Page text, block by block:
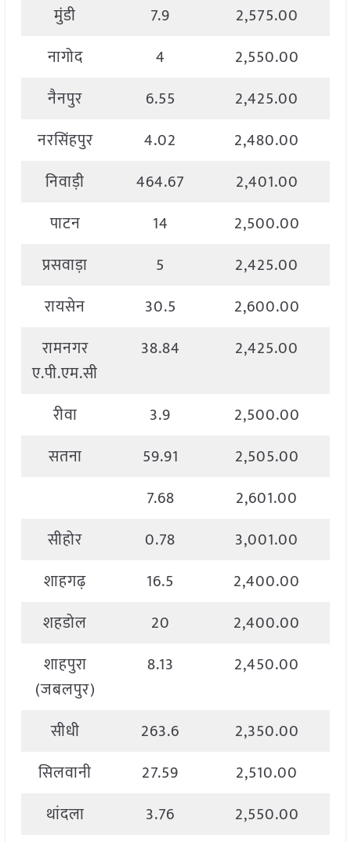
मुंडी
7.9
2,575.00
नागोद
4
2,550.00
नैनपुर
6.55
2,425.00
नरसिंहपुर
4.02
2,480.00
निवाड़ी
464.67
2,401.00
पाटन
14
2,500.00
प्रसवाड़ा
5
2,425.00
रायसेन
30.5
2,600.00
रामनगर
ए.पी.एम.सी
38.84 2,425.00
रीवा 3.9
2,500.00
सतना
59.91
2,505.00
7.68
2,601.00
सीहोर
0.78
3,001.00
शाहगढ़
16.5
2,400.00
शहडोल
20
2,400.00
शाहपुरा
(जबलपुर)
8.13 2,450.00
सीधी 263.6
2,350.00
सिलवानी
27.59
2,510.00
थांदला
3.76
2,550.00